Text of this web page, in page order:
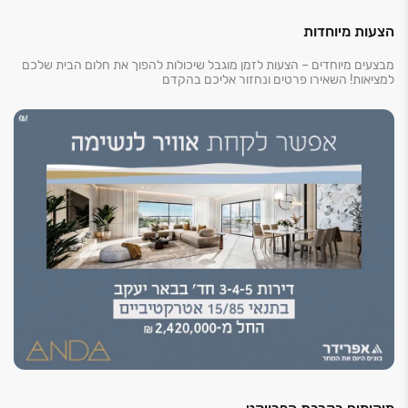
בימים אלו ויציע שפע של אפשרויות בילוי, פנאי ותעסוקה.
דיירי הפרויקט ייהנו ממיקום מרכזי ונגיש לכל גוש דן דרך
וקו ‏1 העתידי של המטרו יספקו אלטרנטיבה יעילה לרכב,
ויחברו את התושבים לאזורי התעסוקה המרכזיים באזור.
שכונת רובע השקמים תחובר לפארק צריפין העתידי
באמצעות מארג חדש של שבילי אופניים וגשרי הליכה,
שיספקו גישה לספורטק, תיאטרון פתוח, אגם אקולוגי,
מסעדות, בתי קפה, מרכזי מבקרים ועוד.
הצעות מיוחדות
מבצעים מיוחדים – הצעות לזמן מוגבל שיכולות להפוך את חלום הבית שלכם
למציאות! השאירו פרטים ונחזור אליכם בהקדם